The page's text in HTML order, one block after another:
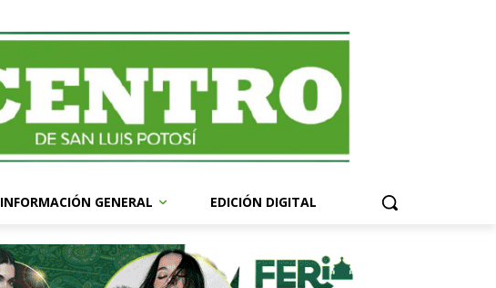
INFORMACIÓN GENERAL EDICIÓN DIGITAL